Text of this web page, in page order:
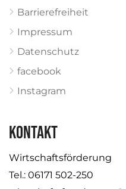
Barrierefreiheit
Impressum
Datenschutz
facebook
Instagram
KONTAKT
Wirtschaftsförderung
Tel.: 06171 502-250